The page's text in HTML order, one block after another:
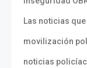
Las noticias
movilización
noticias